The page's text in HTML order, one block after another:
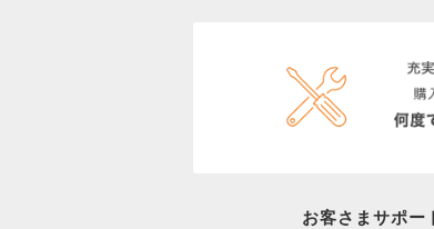
お客さまサポー